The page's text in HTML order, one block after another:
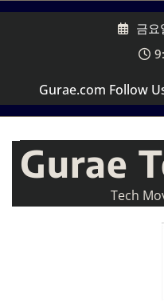
Skip
금
Gurae.com Follow
Gurae
Tech